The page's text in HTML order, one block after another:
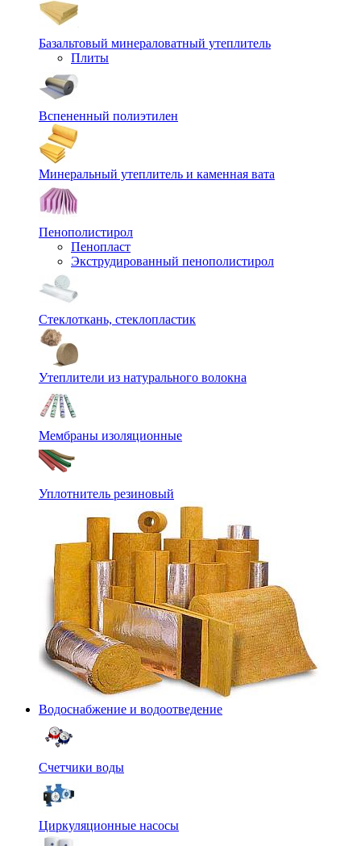
Базальтовый минераловатный утеплитель
Плиты
Вспененный полиэтилен
Минеральный утеплитель и каменная вата
Пенополистирол
Пенопласт
Экструдированный пенополистирол
Стеклоткань, стеклопластик
Утеплители из натурального волокна
Мембраны изоляционные
Уплотнитель резиновый
Водоснабжение и водоотведение
Счетчики воды
Циркуляционные насосы